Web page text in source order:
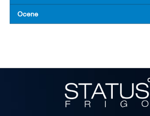
Ocene